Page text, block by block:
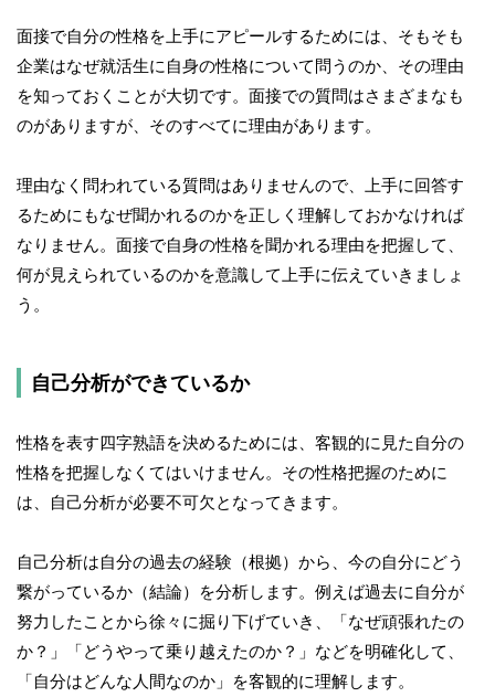
面接で自分の性格を上手にアピールするためには、そもそも
企業はなぜ就活生に自身の性格について問うのか、その理由
を知っておくことが大切です。面接での質問はさまざまなも
のがありますが、そのすべてに理由があります。
理由なく問われている質問はありませんので、上手に回答す
るためにもなぜ聞かれるのかを正しく理解しておかなければ
なりません。面接で自身の性格を聞かれる理由を把握して、
何が見えられているのかを意識して上手に伝えていきましょ
う。
自己分析ができているか
性格を表す四字熟語を決めるためには、客観的に見た自分の
性格を把握しなくてはいけません。その性格把握のために
は、自己分析が必要不可欠となってきます。
自己分析は自分の過去の経験（根拠）から、今の自分にどう
繋がっているか（結論）を分析します。例えば過去に自分が
努力したことから徐々に掘り下げていき、「なぜ頑張れたの
か？」「どうやって乗り越えたのか？」などを明確化して、
「自分はどんな人間なのか」を客観的に理解します。